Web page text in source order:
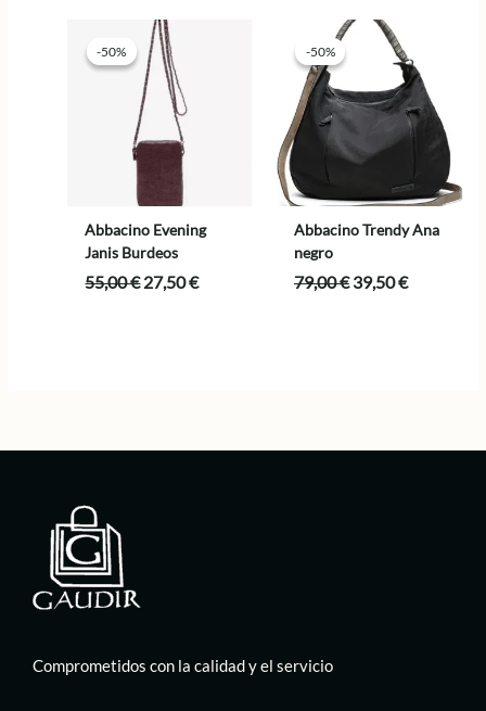
era:
79,00 €.
-50%
-50%
Abbacino Evening
Janis Burdeos
55,00€El
27,50€El
-50%
-50%
Abbacino Trendy Ana
negro
79,00€ El
39,50€El
Comprometidos con la calidad y el servicio